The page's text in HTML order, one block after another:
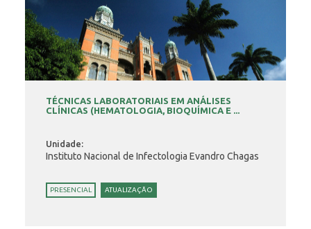
TÉCNICAS LABORATORIAIS EM ANÁLISES
CLÍNICAS (HEMATOLOGIA, BIOQUÍMICA E ...
Unidade:
Instituto Nacional de Infectologia Evandro Chagas
PRESENCIAL ATUALIZAÇÃO